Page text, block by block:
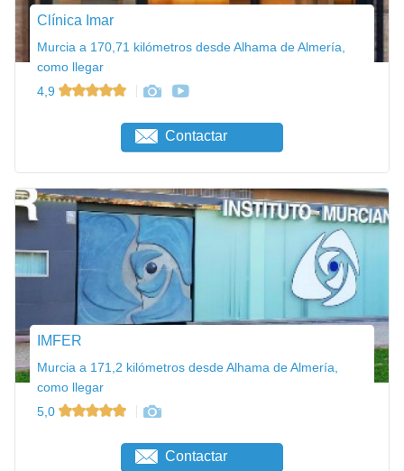
Clínica Imar
Murcia a 170,71 kilómetros desde Alhama de Almería,
como llegar
4,9
Contactar
IMFER
Murcia a 171,2 kilómetros desde Alhama de Almería,
como llegar
5,0
Contactar